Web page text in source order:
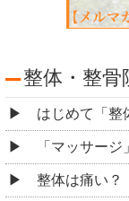
整体・整骨
はじめて「整
「マッサー
整体は痛い？